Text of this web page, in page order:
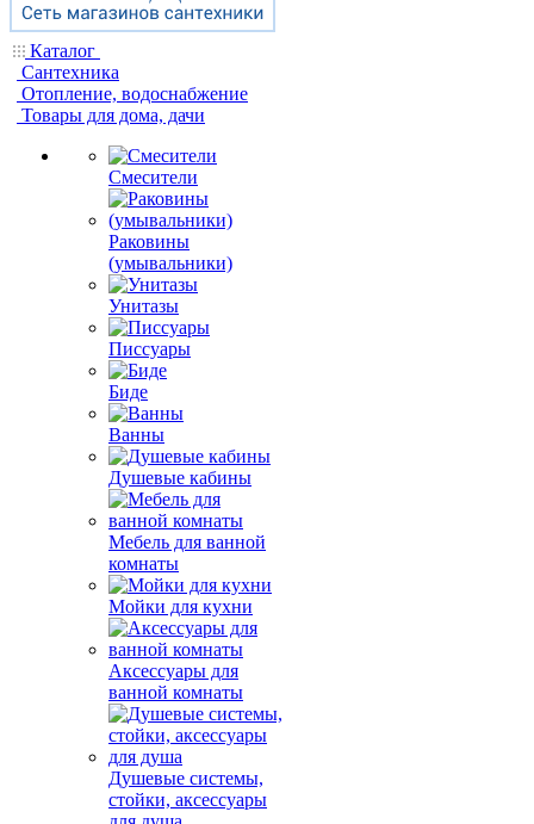
Каталог
Сантехника
Отопление, водоснабжение
Товары для дома, дачи
Смесители
Раковины
(умывальники)
Унитазы
Писсуары
Биде
Ванны
Душевые кабины
Мебель для ванной
комнаты
Мойки для кухни
Аксессуары для
ванной комнаты
Душевые системы,
стойки, аксессуары